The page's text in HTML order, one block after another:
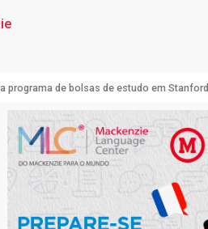
programa de bolsas de estudo em Stanford